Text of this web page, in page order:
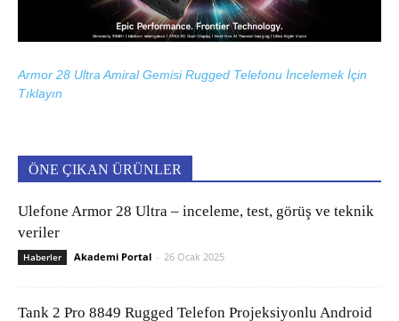
Armor 28 Ultra Amiral Gemisi Rugged Telefonu İncelemek İçin
Tıklayın
ÖNE ÇIKAN ÜRÜNLER
Ulefone Armor 28 Ultra – inceleme, test, görüş ve teknik
veriler
Haberler Akademi Portal - 26 Ocak 2025
Tank 2 Pro 8849 Rugged Telefon Projeksiyonlu Android